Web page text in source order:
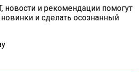
новости и рекомендации помогут
и сделать осознанный